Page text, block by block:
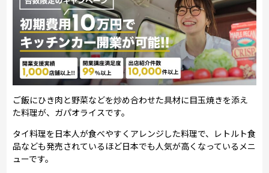
ご飯にひき肉と野菜などを炒め合わせた具材に目玉焼きを添え
た料理が、ガパオライスです。
タイ料理を日本人が食べやすくアレンジした料理で、レトルト食
品なども発売されているほど日本でも人気が高くなっているメニ
ューです。